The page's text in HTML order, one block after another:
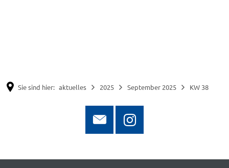
Sie sind hier: aktuelles 2025 September 2025 KW 38